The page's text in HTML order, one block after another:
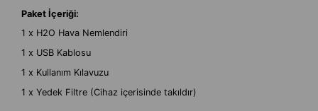
Paket İçeriği:
1 x H2O Hava Nemlendiri
1 x USB Kablosu
1 x Kullanım Kılavuzu
1 x Yedek Filtre (Cihaz içerisinde takıldır)